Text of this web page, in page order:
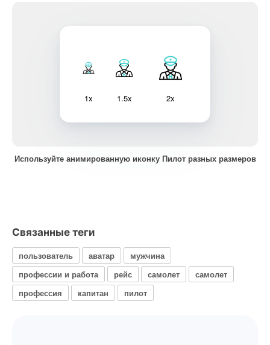
1x 1.5x 2x
Используйте анимированную иконку Пилот разных размеров
Связанные теги
пользователь аватар
мужчина
профессии и работа
рейс самолет
самолет
профессия
капитан пилот